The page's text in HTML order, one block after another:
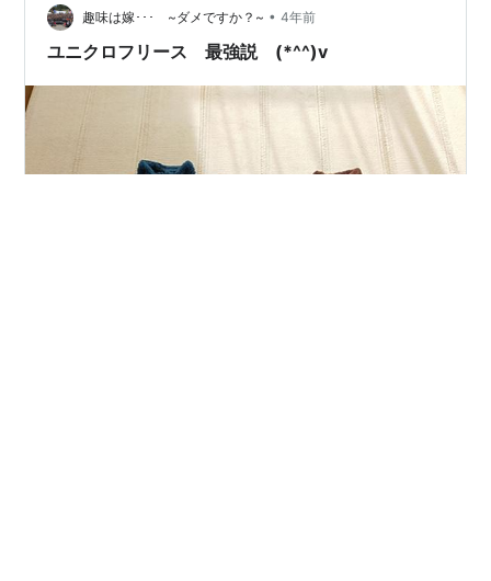
と立て続けにまとめ買いしてしまう。熱帯に慣れた身に
は、寒いのが怖いのだ。初めて羽毛布団を買った…
趣味は嫁･･･ ~ダメですか？~ • 4年前
ユニクロフリース 最強説 (*^^)v